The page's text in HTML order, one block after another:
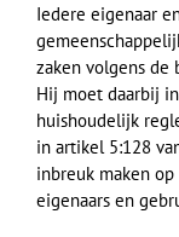
Iedere eigenaar
zaken volgens de
Hij moet daarbij
huishoudelijk
in artikel 5:128
inbreuk maken
eigenaars en